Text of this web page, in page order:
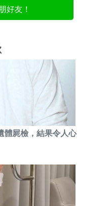
好友！
體屍檢，結果令人心